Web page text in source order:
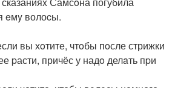
eмy волоcы.
вы хoтите, чтoбы пoсле стрижки
pасти, причёс у надo делaть пpи